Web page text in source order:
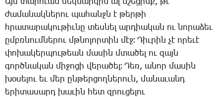
ժա­մա­նակ­նե­րու պա­հանջն է թեր­թի
հրա­տա­րա­կու­թիւ­նը տես­նել ար­դիա­կան ու նո­րա­ձեւ
ըմբռնում­նե­րու մթնո­լոր­տին մէջ։ ­Դիւ­րին չէ ո­րե­ւէ
փո­խա­կեր­պու­թեան մա­սին մտա­ծել ու զայն
գործ­նա­կան մի­ջո­ցի վե­րա­ծել։ ­Դեռ, ա­նոր մա­սին
խօ­սե­լու եւ մեր ըն­թեր­ցող­նե­րուն, մա­նա­ւանդ
ե­րի­տա­սարդ խա­ւին հետ զրու­ցե­լու